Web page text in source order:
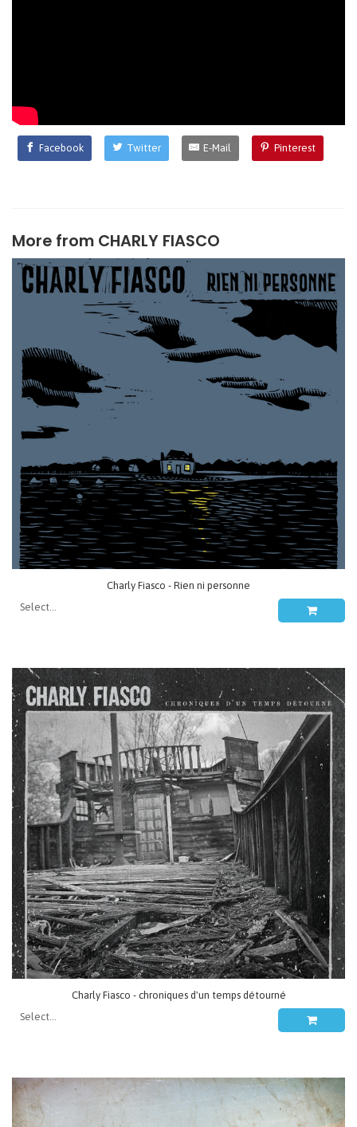
Facebook Twitter E-Mail Pinterest
More from CHARLY FIASCO
Charly Fiasco - Rien ni personne
Charly Fiasco - chroniques d'un temps détourné